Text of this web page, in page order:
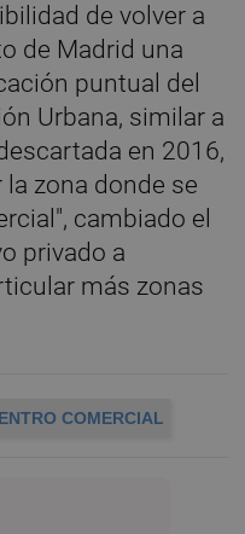
de volver a
de Madrid una
puntual del
Urbana, similar a
en 2016,
zona donde se
cambiado el
privado a
más zonas
COMERCIAL